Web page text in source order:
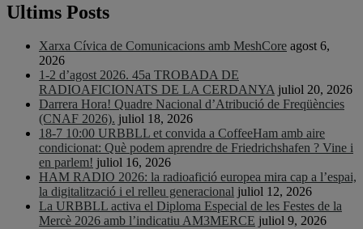
Ultims Posts
Xarxa Cívica de Comunicacions amb MeshCore agost 6,
2026
1-2 d’agost 2026. 45a TROBADA DE
RADIOAFICIONATS DE LA CERDANYA juliol 20, 2026
Darrera Hora! Quadre Nacional d’Atribució de Freqüències
(CNAF 2026). juliol 18, 2026
18-7 10:00 URBBLL et convida a CoffeeHam amb aire
condicionat: Què podem aprendre de Friedrichshafen ? Vine i
en parlem! juliol 16, 2026
HAM RADIO 2026: la radioafició europea mira cap a l’espai,
la digitalització i el relleu generacional juliol 12, 2026
La URBBLL activa el Diploma Especial de les Festes de la
Mercè 2026 amb l’indicatiu AM3MERCE juliol 9, 2026